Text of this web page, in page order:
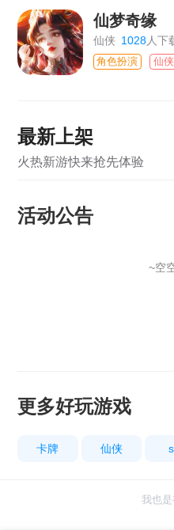
仙梦奇缘
仙侠 1028人下
角色扮演 仙侠
最新上架
火热新游快来抢先体验
活动公告
~空
更多好玩游戏
卡牌 仙侠
我也